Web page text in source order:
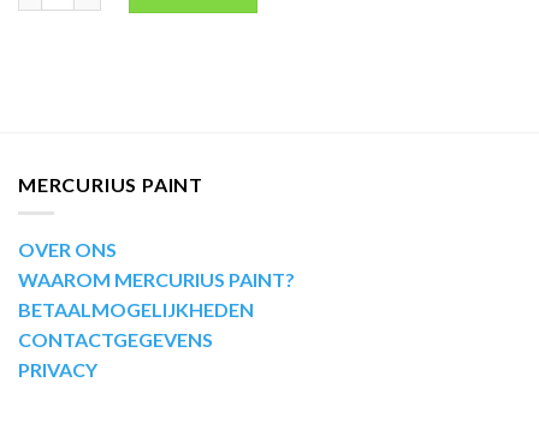
MERCURIUS PAINT
OVER ONS
WAAROM MERCURIUS PAINT?
BETAALMOGELIJKHEDEN
CONTACTGEGEVENS
PRIVACY